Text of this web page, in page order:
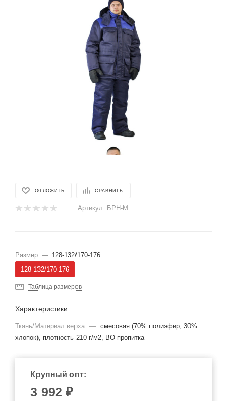
ОТЛОЖИТЬ СРАВНИТЬ
Артикул: БРН-М
Размер — 128-132/170-176
128-132/170-176
Таблица размеров
Характеристики
Ткань/Материал верха — смесовая (70% полиэфир, 30%
хлопок), плотность 210 г/м2, ВО пропитка
Крупный опт:
3 992 ₽